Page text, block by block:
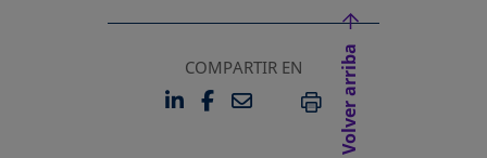
COMPARTIR EN
LINKEDIN
SE ABRE EN UNA PESTAÑA
FACEBOOK
SE ABRE EN UNA
EMAILIMPRIMIR
Volver arriba